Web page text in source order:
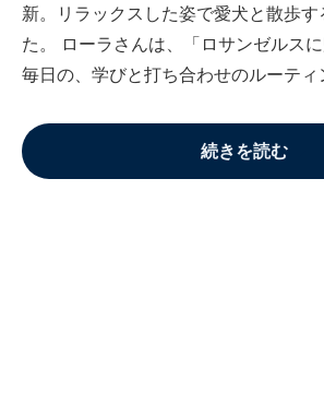
新。リラックスした姿で愛犬と散歩す
た。 ローラさんは、「ロサンゼルス
毎日の、学びと打ち合わせのルーティ
続きを読む